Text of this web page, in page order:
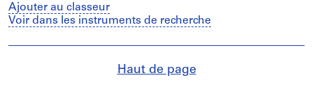
Ajouter au classeur
Voir dans les instruments de recherche
Haut de page